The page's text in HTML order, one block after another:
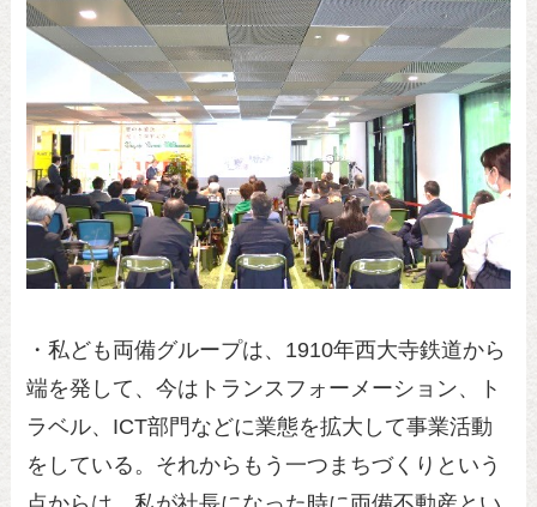
・私ども両備グループは、1910年西大寺鉄道から
端を発して、今はトランスフォーメーション、ト
ラベル、ICT部門などに業態を拡大して事業活動
をしている。それからもう一つまちづくりという